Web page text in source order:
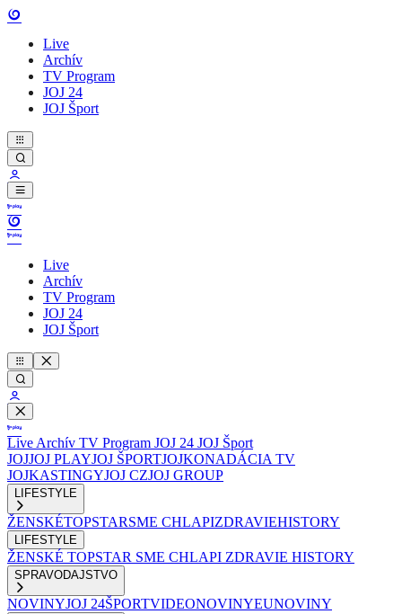
Live
Archív
TV Program
JOJ 24
JOJ Šport
Live
Archív
TV Program
JOJ 24
JOJ Šport
Live Archív TV Program JOJ 24 JOJ Šport
JOJJOJ PLAYJOJ ŠPORTJOJKONADÁCIA TV
JOJKASTINGYJOJ CZJOJ GROUP
LIFESTYLE
ŽENSKÉTOPSTARSME CHLAPIZDRAVIEHISTORY
LIFESTYLE
ŽENSKÉ TOPSTAR SME CHLAPI ZDRAVIE HISTORY
SPRAVODAJSTVO
NOVINYJOJ 24ŠPORTVIDEONOVINYEUNOVINY